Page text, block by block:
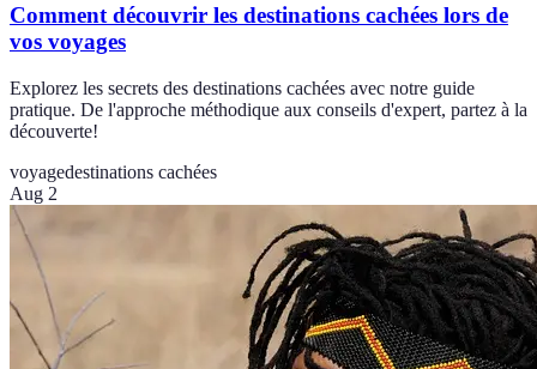
Comment découvrir les destinations cachées lors de
vos voyages
Explorez les secrets des destinations cachées avec notre guide
pratique. De l'approche méthodique aux conseils d'expert, partez à la
découverte!
voyagedestinations cachées
Aug 2